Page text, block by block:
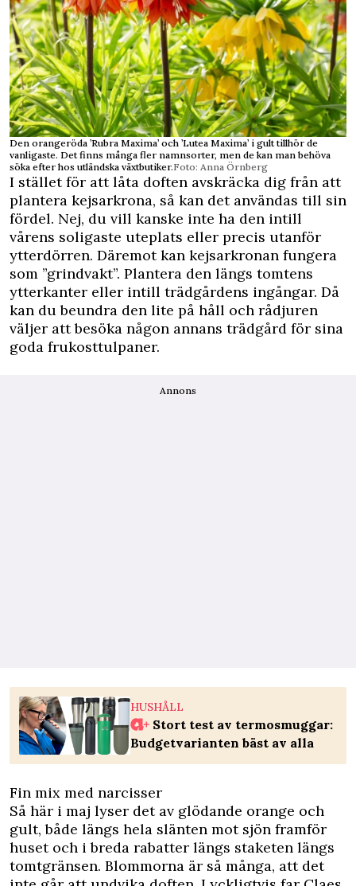
Den orangeröda ’Rubra Maxima’ och ’Lutea Maxima’ i gult tillhör de
vanligaste. Det finns många fler namnsorter, men de kan man behöva
söka efter hos utländska växtbutiker.Foto: Anna Örnberg
I stället för att låta doften avskräcka dig från att
plantera kejsarkrona, så kan det användas till sin
fördel. Nej, du vill kanske inte ha den intill
vårens soligaste uteplats eller precis utanför
ytterdörren. Däremot kan kejsarkronan fungera
som ”grindvakt”. Plantera den längs tomtens
ytterkanter eller intill trädgårdens ingångar. Då
kan du beundra den lite på håll och rådjuren
väljer att besöka någon annans trädgård för sina
goda frukosttulpaner.
Annons
HUSHÅLL
Stort test av termosmuggar:
Budgetvarianten bäst av alla
Fin mix med narcisser
Så här i maj lyser det av glödande orange och
gult, både längs hela slänten mot sjön framför
huset och i breda rabatter längs staketen längs
tomtgränsen. Blommorna är så många, att det